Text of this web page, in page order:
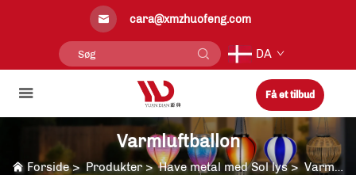
cara@xmzhuofeng.com
DA
Få et tilbud
Varmluftballon
Forside> Produkter>Have metal med Sol lys>Varmluftballon